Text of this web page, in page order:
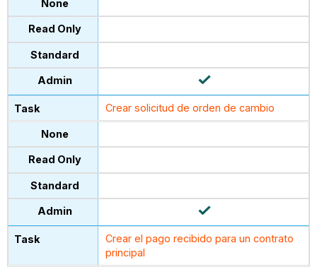
Crear solicitud de orden de cambio
Crear el pago recibido para un contrato
principal